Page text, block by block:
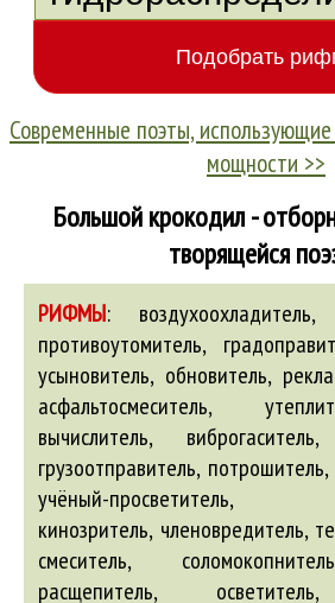
Современные поэты,
мощности >>
Большой крокодил -
творящейся
РИФМЫ: воздухоохладитель,
противоутомитель,
усыновитель, обновитель,
асфальтосмеситель,
вычислитель,
грузоотправитель,
учёный-просветитель,
кинозритель, членовредитель,
смеситель,
расщепитель,